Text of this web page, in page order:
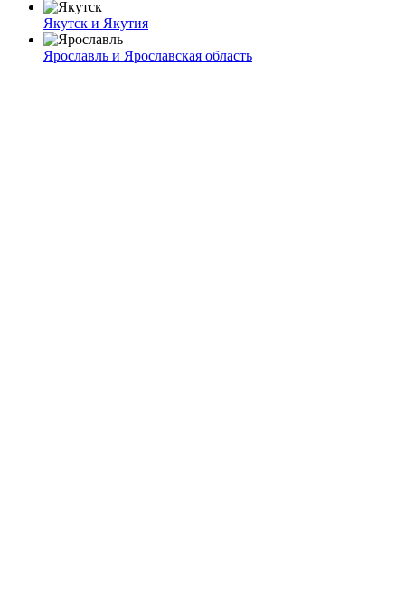
Якутск и Якутия
Ярославль и Ярославская область